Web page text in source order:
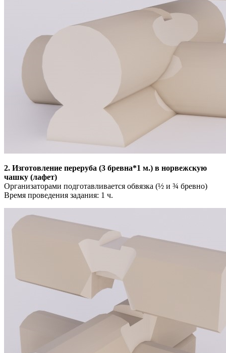
2. Изготовление переруба (3 бревна*1 м.) в норвежскую
чашку (лафет)
Организаторами подготавливается обвязка (½ и ¾ бревно)
Время проведения задания: 1 ч.